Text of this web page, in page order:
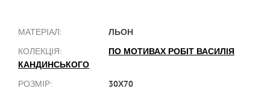
МАТЕРІАЛ: ЛЬОН
КОЛЕКЦІЯ:
ПО МОТИВАХ РОБІТ ВАСИЛІЯ
КАНДИНСЬКОГО
РОЗМІР: 30Х70